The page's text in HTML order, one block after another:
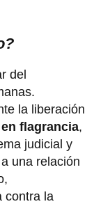
del
la liberación
flagrancia,
judicial y
una relación
contra la